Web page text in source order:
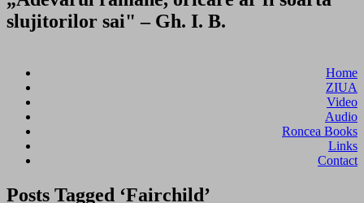
slujitorilor sai" – Gh. I. B.
Home
ZIUA
Video
Audio
Roncea Books
Links
Contact
Posts Tagged ‘Fairchild’